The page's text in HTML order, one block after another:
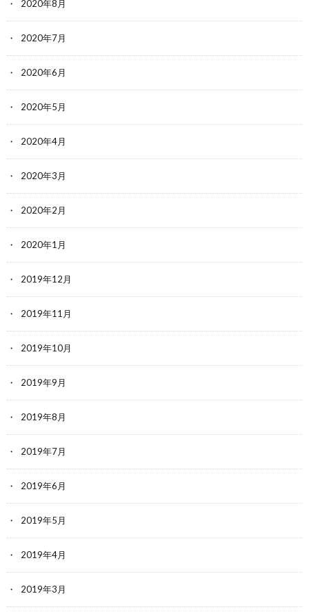
2020年8月
2020年7月
2020年6月
2020年5月
2020年4月
2020年3月
2020年2月
2020年1月
2019年12月
2019年11月
2019年10月
2019年9月
2019年8月
2019年7月
2019年6月
2019年5月
2019年4月
2019年3月